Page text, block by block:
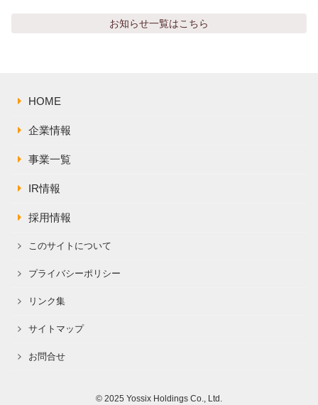
お知らせ一覧はこちら
HOME
企業情報
事業一覧
IR情報
採用情報
このサイトについて
プライバシーポリシー
リンク集
サイトマップ
お問合せ
© 2025 Yossix Holdings Co., Ltd.